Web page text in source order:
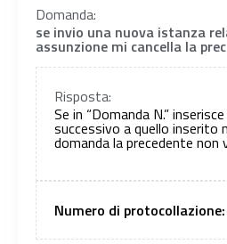
Domanda:
se invio una nuova istanza
assunzione mi cancella la
Risposta:
Se in “Domanda N.”
successivo a quello inserito
domanda la precedente non
Numero di protocollazione: